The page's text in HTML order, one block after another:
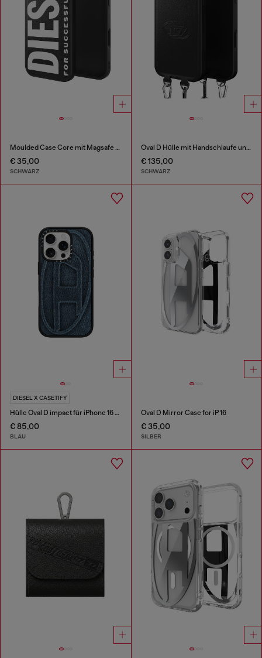
Moulded Case Core mit Magsafe für iPhone 17 Air
€ 35,00
SCHWARZ
Oval D Hülle mit Handschlaufe und MagSafe für iPhone 17 Pro Max
€ 135,00
SCHWARZ
DIESEL X CASETIFY
Hülle Oval D impact für iPhone 16 Pro
€ 85,00
BLAU
Oval D Mirror Case for iP 16
€ 35,00
SILBER